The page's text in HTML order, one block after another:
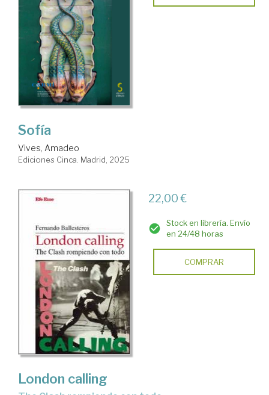
Sofía
Vives, Amadeo
Ediciones Cinca. Madrid, 2025
22,00 €
Stock en librería. Envío
en 24/48 horas
COMPRAR
London calling